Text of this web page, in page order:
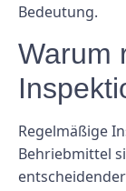
Bedeutung.
Warum
Regelmäßige
Behriebmittel